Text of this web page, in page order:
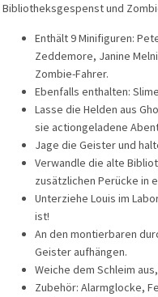
Bibliotheksgespenst und
Enthält 9 Minifiguren:
Zeddemore, Janine
Zombie-Fahrer.
Ebenfalls enthalten:
Lasse die Helden aus
sie actiongeladene
Jage die Geister und
Verwandle die alte
zusätzlichen Perücke in
Unterziehe Louis im
ist!
An den montierbaren
Geister aufhängen.
Weiche dem Schleim
Zubehör: Alarmglocke,